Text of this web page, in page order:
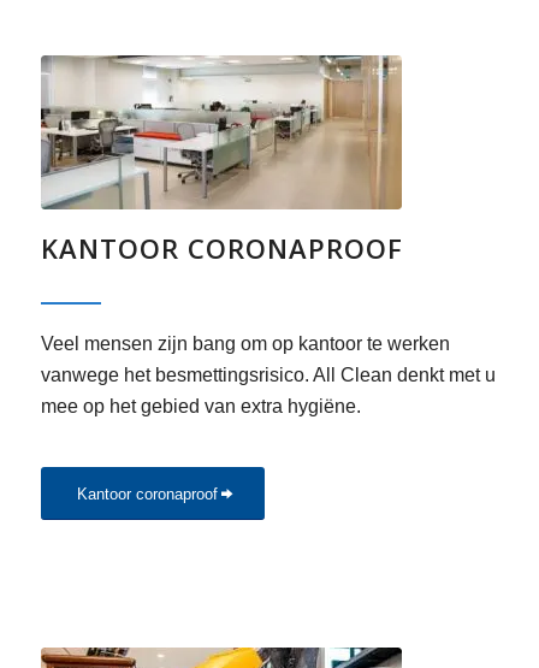
KANTOOR CORONAPROOF
Veel mensen zijn bang om op kantoor te werken
vanwege het besmettingsrisico. All Clean denkt met u
mee op het gebied van extra hygiëne.
Kantoor coronaproof